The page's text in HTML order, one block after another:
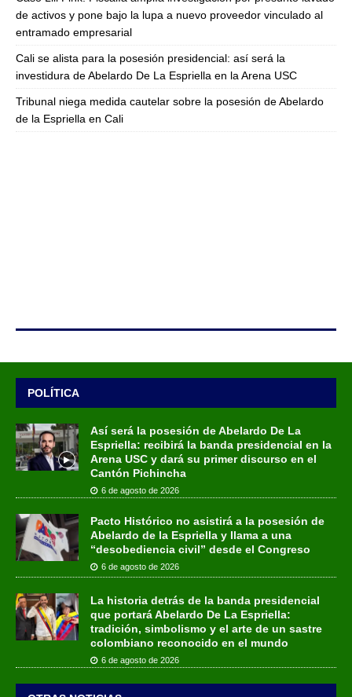
de activos y pone bajo la lupa a nuevo proveedor vinculado al
entramado empresarial
Cali se alista para la posesión presidencial: así será la
investidura de Abelardo De La Espriella en la Arena USC
Tribunal niega medida cautelar sobre la posesión de Abelardo
de la Espriella en Cali
POLÍTICA
Así será la posesión de Abelardo De La
Espriella: recibirá la banda presidencial en la
Arena USC y dará su primer discurso en el
Cantón Pichincha
6 de agosto de 2026
Pacto Histórico no asistirá a la posesión de
Abelardo de la Espriella y llama a una
“desobediencia civil” desde el Congreso
6 de agosto de 2026
La historia detrás de la banda presidencial
que portará Abelardo De La Espriella:
tradición, simbolismo y el arte de un sastre
colombiano reconocido en el mundo
6 de agosto de 2026